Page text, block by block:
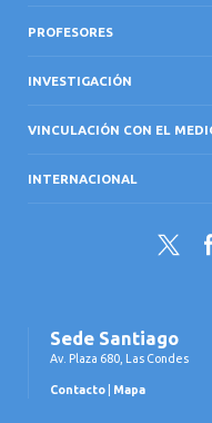
PROFESORES
INVESTIGACIÓN
VINCULACIÓN CON EL
INTERNACIONAL
Twitter
Sede Santiago
Av. Plaza 680, Las Condes
Contacto Mapa